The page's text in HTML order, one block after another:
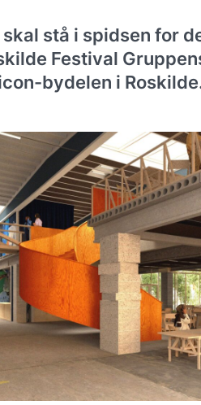
skal stå i spidsen for
Festival
bydelen i